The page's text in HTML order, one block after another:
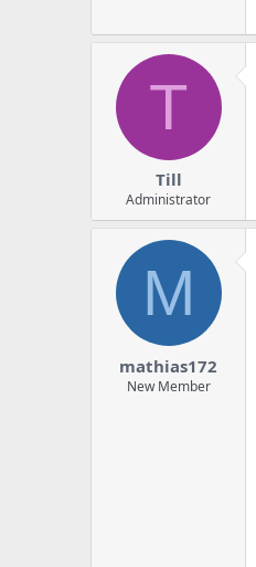
T
Till
Administrator
M
mathias172
New Member